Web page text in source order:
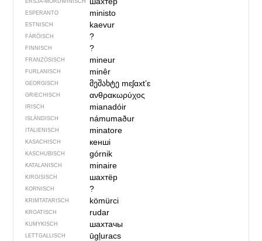
ERSJA-MORDWINISCH
ESPERANTO ministo
ESTNISCH kaevur
FÄRÖISCH ?
FINNISCH ?
FRANZÖSISCH mineur
FURLANISCH minêr
GEORGISCH მეშახტე mɛʃɑxtʼɛ
GRIECHISCH ανθρακωρύχος
IRISCH mianadóir
ISLÄNDISCH námumaður
ITALIENISCH minatore
KASACHISCH кенші
KASCHUBISCH górnik
KATALANISCH minaire
KIRGISISCH шахтёр
KORNISCH ?
KRIMTATARISCH kömürci
KROATISCH rudar
KUMYKISCH шахтачы
LETTGALLISCH ūgļuracs